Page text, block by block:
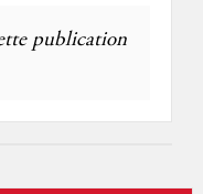
publication